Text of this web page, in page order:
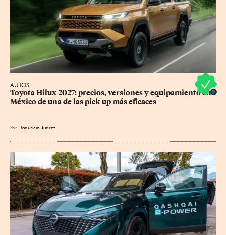
AUTOS
Toyota Hilux 2027: precios, versiones y equipamiento en
México de una de las pick-up más eficaces
Por Mauricio Juárez